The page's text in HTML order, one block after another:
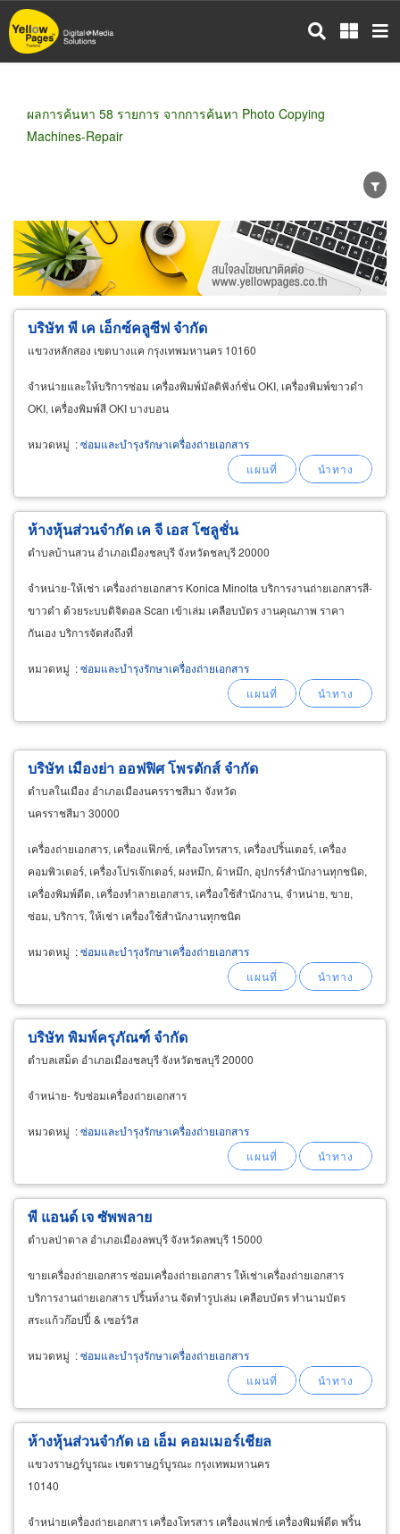
ข้าม
ไป
ผลการค้นหา 58 รายการ จากการค้นหา Photo Copying
Machines-Repair
ขายส่ง ขายปลีก ผู้ผลิต
ตัวแทนจัดจำหน่าย
ผู้ส่งออก/นำเข้า
ธุรกิจบริการ
บริษัท พี เค เอ็กซ์คลูซีฟ จำกัด
แขวงหลักสอง เขตบางแค กรุงเทพมหานคร 10160
จำหน่ายและให้บริการซ่อม เครื่องพิมพ์มัลติฟังก์ชั่น OKI, เครื่องพิมพ์ขาวดำ
OKI, เครื่องพิมพ์สี OKI บางบอน
หมวดหมู่ :ซ่อมและบำรุงรักษาเครื่องถ่ายเอกสาร
ห้างหุ้นส่วนจำกัด เค จี เอส โซลูชั่น
ตำบลบ้านสวน อำเภอเมืองชลบุรี จังหวัดชลบุรี 20000
จำหน่าย-ให้เช่า เครื่องถ่ายเอกสาร Konica Minolta บริการงานถ่ายเอกสารสี-
ขาวดำ ด้วยระบบดิจิตอล Scan เข้าเล่ม เคลือบบัตร งานคุณภาพ ราคา
กันเอง บริการจัดส่งถึงที่
หมวดหมู่ :ซ่อมและบำรุงรักษาเครื่องถ่ายเอกสาร
บริษัท เมืองย่า ออฟฟิศ โพรดักส์ จำกัด
ตำบลในเมือง อำเภอเมืองนครราชสีมา จังหวัด
นครราชสีมา 30000
เครื่องถ่ายเอกสาร, เครื่องแฟ๊กซ์, เครื่องโทรสาร, เครื่องปริ้นเตอร์, เครื่อง
คอมพิวเตอร์, เครื่องโปรเจ๊กเตอร์, ผงหมึก, ผ้าหมึก, อุปกรร์สำนักงานทุกชนิด,
เครื่องพิมพ์ดีด, เครื่องทำลายเอกสาร, เครื่องใช้สำนักงาน, จำหน่าย, ขาย,
ซ่อม, บริการ, ให้เช่า เครื่องใช้สำนักงานทุกชนิด
หมวดหมู่ :ซ่อมและบำรุงรักษาเครื่องถ่ายเอกสาร
บริษัท พิมพ์ครุภัณฑ์ จำกัด
ตำบลเสม็ด อำเภอเมืองชลบุรี จังหวัดชลบุรี 20000
จำหน่าย- รับซ่อมเครื่องถ่ายเอกสาร
หมวดหมู่ :ซ่อมและบำรุงรักษาเครื่องถ่ายเอกสาร
พี แอนด์ เจ ซัพพลาย
ตำบลป่าตาล อำเภอเมืองลพบุรี จังหวัดลพบุรี 15000
ขายเครื่องถ่ายเอกสาร ซ่อมเครื่องถ่ายเอกสาร ให้เช่าเครื่องถ่ายเอกสาร
บริการงานถ่ายเอกสาร ปริ้นท์งาน จัดทำรูปเล่ม เคลือบบัตร ทำนามบัตร
สระแก้วก๊อปปี้ & เซอร์วิส
หมวดหมู่ :ซ่อมและบำรุงรักษาเครื่องถ่ายเอกสาร
ห้างหุ้นส่วนจำกัด เอ เอ็ม คอมเมอร์เชียล
แขวงราษฎร์บูรณะ เขตราษฎร์บูรณะ กรุงเทพมหานคร
10140
จำหน่ายเครื่องถ่ายเอกสาร เครื่องโทรสาร เครื่องแฟกซ์ เครื่องพิมพ์ดีด พริ้น